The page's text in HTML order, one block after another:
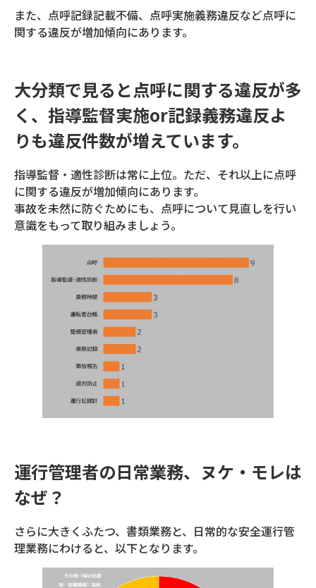
また、点呼記録記載不備、点呼実施義務違反など点呼に
関する違反が増加傾向にあります。
大分類で見ると点呼に関する違反が多
く、指導監督実施or記録義務違反よ
りも違反件数が増えています。
指導監督・適性診断は常に上位。ただ、それ以上に点呼
に関する違反が増加傾向にあります。
事故を未然に防ぐためにも、点呼について見直しを行い
意識をもって取り組みましょう。
運行管理者の日常業務、ヌケ・モレは
なぜ？
さらに大きくふたつ、書類業務と、日常的な安全運行管
理業務にわけると、以下となります。